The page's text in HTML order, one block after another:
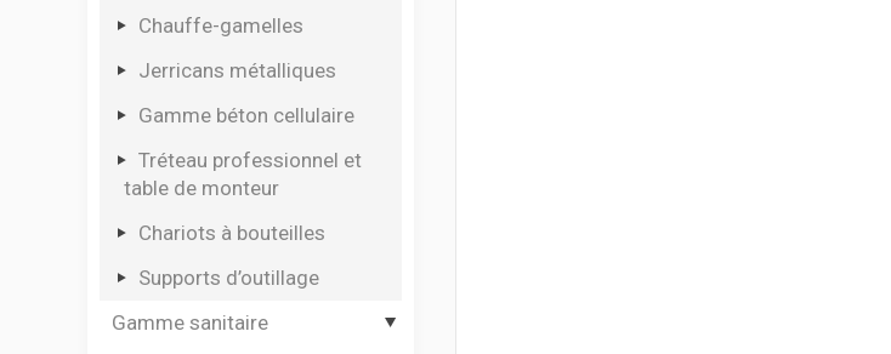
Coffrets multi usages
Coffrets pour électro
Chauffe-gamelles
Jerricans métalliques
Gamme béton cellulaire
Tréteau professionnel et
table de monteur
Chariots à bouteilles
Supports d’outillage
Gamme sanitaire